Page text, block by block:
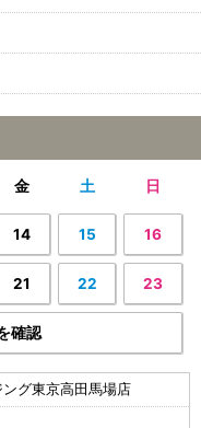
金 土 日
14 15 16
21 22 23
確認
グ東京高田馬場店